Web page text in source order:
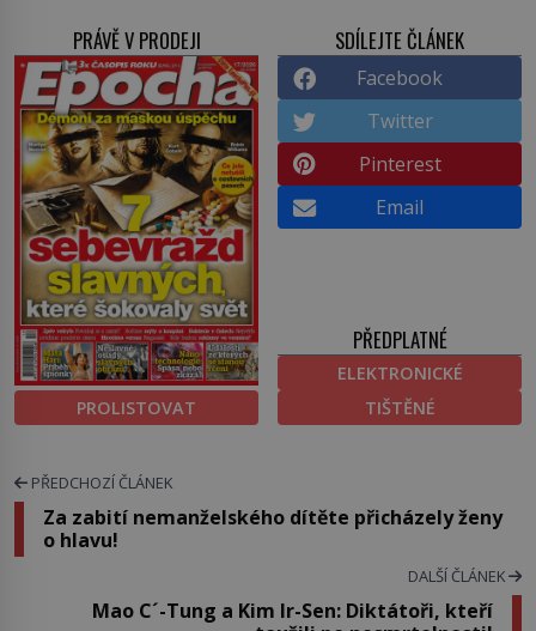
PRÁVĚ V PRODEJI
PROLISTOVAT
SDÍLEJTE ČLÁNEK
Facebook
Twitter
Pinterest
Email
PŘEDPLATNÉ
ELEKTRONICKÉ
TIŠTĚNÉ
PŘEDCHOZÍ ČLÁNEK
Za zabití nemanželského dítěte přicházely ženy
o hlavu!
DALŠÍ ČLÁNEK
Mao C´-Tung a Kim Ir-Sen: Diktátoři, kteří